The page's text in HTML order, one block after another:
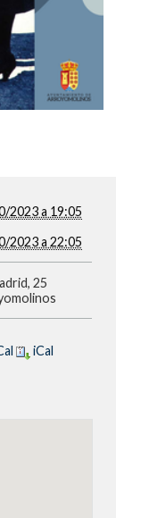
2023 a 19:05
2023 a 22:05
25
iCal